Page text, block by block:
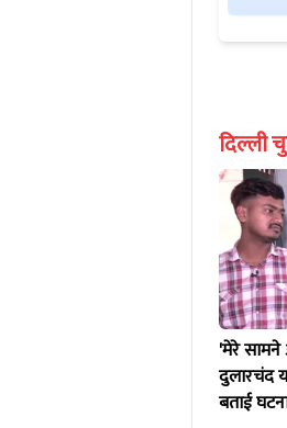
दिल्ली
'मेरे सामने
दुलारचंद
बताई